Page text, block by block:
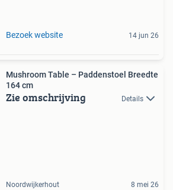
Bezoek website 14 jun 26
Mushroom Table – Paddenstoel Breedte
164 cm
Zie omschrijving Details
Noordwijkerhout 8 mei 26